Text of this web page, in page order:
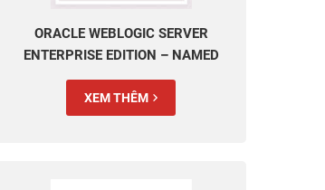
ORACLE WEBLOGIC SERVER
ENTERPRISE EDITION – NAMED
USER PLUS PERPETUAL
XEM THÊM